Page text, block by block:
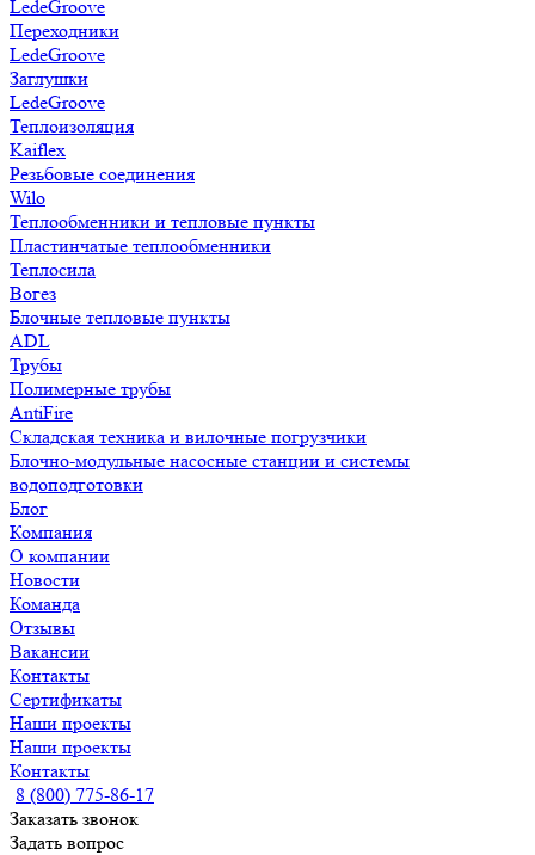
LedeGroove
Переходники
LedeGroove
Заглушки
LedeGroove
Теплоизоляция
Kaiflex
Резьбовые соединения
Wilo
Теплообменники и тепловые пункты
Пластинчатые теплообменники
Теплосила
Вогез
Блочные тепловые пункты
ADL
Трубы
Полимерные трубы
AntiFire
Складская техника и вилочные погрузчики
Блочно-модульные насосные станции и системы
водоподготовки
Блог
Компания
О компании
Новости
Команда
Отзывы
Вакансии
Контакты
Сертификаты
Наши проекты
Наши проекты
Контакты
8 (800) 775-86-17
Заказать звонок
Задать вопрос